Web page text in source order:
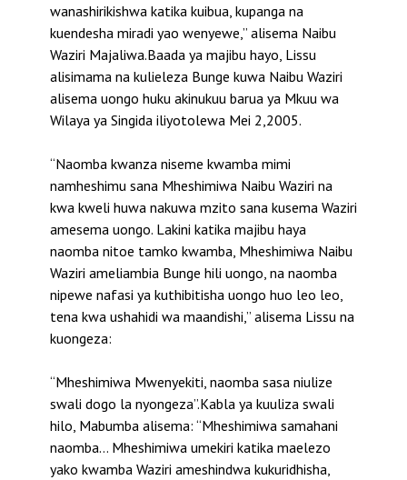
wanashirikishwa katika kuibua, kupanga na
kuendesha miradi yao wenyewe,’’ alisema Naibu
Waziri Majaliwa.Baada ya majibu hayo, Lissu
alisimama na kulieleza Bunge kuwa Naibu Waziri
alisema uongo huku akinukuu barua ya Mkuu wa
Wilaya ya Singida iliyotolewa Mei 2,2005.
“Naomba kwanza niseme kwamba mimi
namheshimu sana Mheshimiwa Naibu Waziri na
kwa kweli huwa nakuwa mzito sana kusema Waziri
amesema uongo. Lakini katika majibu haya
naomba nitoe tamko kwamba, Mheshimiwa Naibu
Waziri ameliambia Bunge hili uongo, na naomba
nipewe nafasi ya kuthibitisha uongo huo leo leo,
tena kwa ushahidi wa maandishi,” alisema Lissu na
kuongeza:
“Mheshimiwa Mwenyekiti, naomba sasa niulize
swali dogo la nyongeza”.Kabla ya kuuliza swali
hilo, Mabumba alisema: “Mheshimiwa samahani
naomba… Mheshimiwa umekiri katika maelezo
yako kwamba Waziri ameshindwa kukuridhisha,